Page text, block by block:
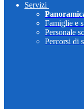
Servizi
Famiglie e
Personale
Percorsi di